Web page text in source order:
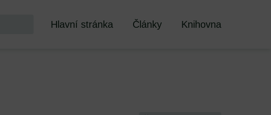
Hlavní stránka Články Knihovna